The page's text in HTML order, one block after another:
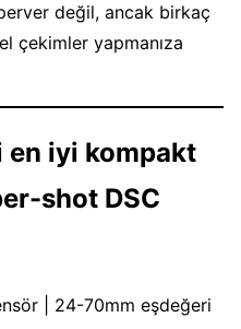
değil, ancak birkaç
çekimler yapmanıza
en iyi kompakt
shot DSC
| 24-70mm eşdeğeri